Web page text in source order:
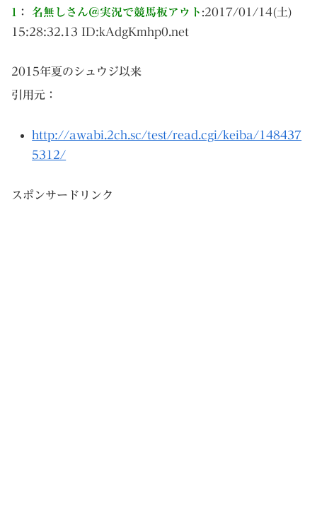
1 ： 名無しさん＠実況で競馬板アウト :2017/01/14(土)
15:28:32.13 ID:kAdgKmhp0.net
2015年夏のシュウジ以来
引用元：
http://awabi.2ch.sc/test/read.cgi/keiba/148437
5312/
スポンサードリンク